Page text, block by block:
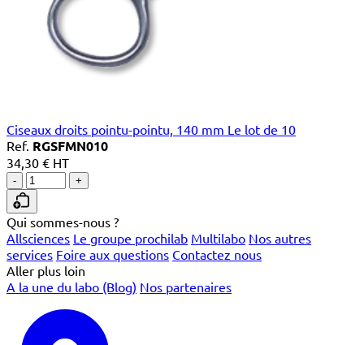
Ciseaux droits pointu-pointu, 140 mm Le lot de 10
Ref. RGSFMN010
34,30 € HT
- +
Qui sommes-nous ?
Allsciences Le groupe prochilab Multilabo Nos autres
services Foire aux questions Contactez nous
Aller plus loin
A la une du labo (Blog) Nos partenaires